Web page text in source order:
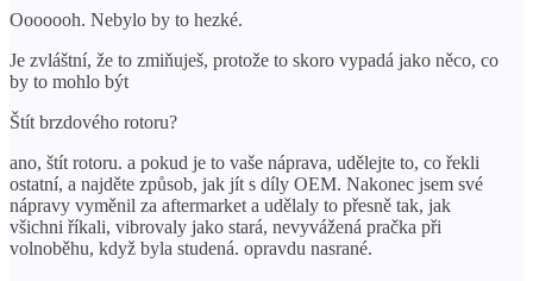
Ooooooh. Nebylo by to hezké.
Je zvláštní, že to zmiňuješ, protože to skoro vypadá jako něco, co
by to mohlo být
Štít brzdového rotoru?
ano, štít rotoru. a pokud je to vaše náprava, udělejte to, co řekli
ostatní, a najděte způsob, jak jít s díly OEM. Nakonec jsem své
nápravy vyměnil za aftermarket a udělaly to přesně tak, jak
všichni říkali, vibrovaly jako stará, nevyvážená pračka při
volnoběhu, když byla studená. opravdu nasrané.